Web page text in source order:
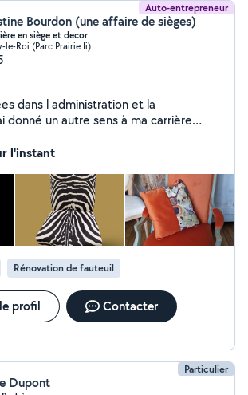
Auto-entrepreneur
Bourdon (une affaire de sièges)
en siège et decor
le-Roi (Parc Prairie Ii)
dans l administration et la
un autre sens à ma carrière
l'instant
Rénovation de fauteuil
profil Contacter
Particulier
Dupont